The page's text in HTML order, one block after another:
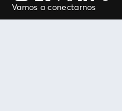
Vamos a conectarnos